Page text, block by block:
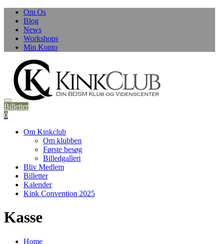
Skip
content
Om Os
Blog
News
Workshops
Min Konto
Billetter
0
Om Kinkclub
Om klubben
Første besøg
Billedgalleri
Bliv Medlem
Billetter
Kalender
Kink Convention 2025
Kasse
Home